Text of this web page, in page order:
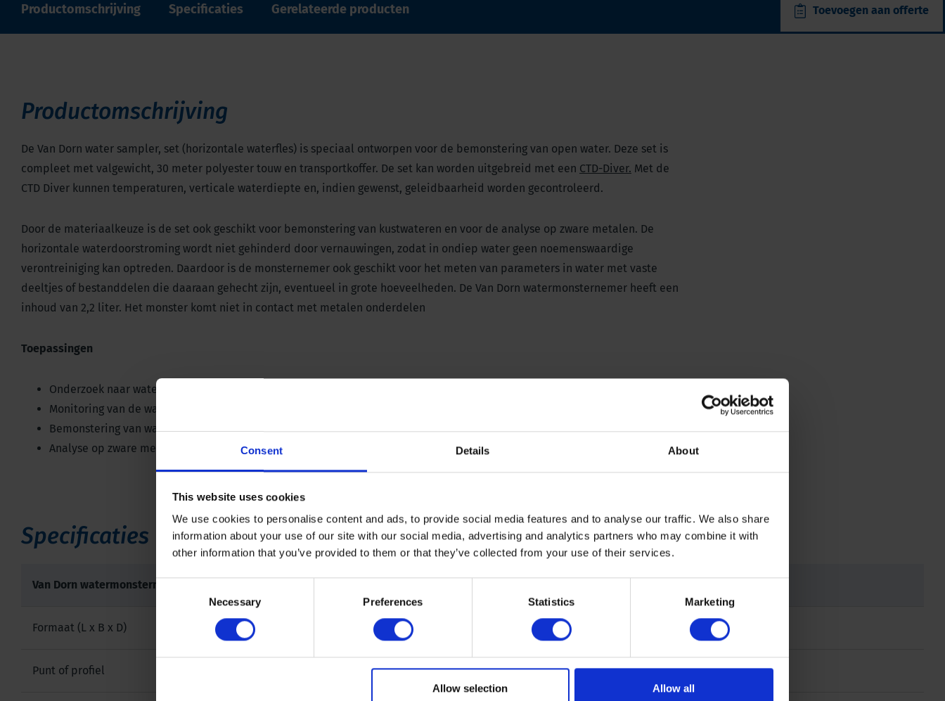
Consent Details About
This website uses cookies
We use cookies to personalise content and ads, to provide social media features and to analyse our traffic. We also share
information about your use of our site with our social media, advertising and analytics partners who may combine it with
other information that you’ve provided to them or that they’ve collected from your use of their services.
Consent
Necessary Preferences Statistics Marketing
Allow selection Allow all
Productomschrijving Specificaties Gerelateerde producten Toevoegen aan offerte
Productomschrijving
De Van Dorn water sampler, set (horizontale waterfles) is speciaal ontworpen voor de bemonstering van open water. Deze set is
compleet met valgewicht, 30 meter polyester touw en transportkoffer. De set kan worden uitgebreid met een CTD-Diver. Met de
CTD Diver kunnen temperaturen, verticale waterdiepte en, indien gewenst, geleidbaarheid worden gecontroleerd.
Door de materiaalkeuze is de set ook geschikt voor bemonstering van kustwateren en voor de analyse op zware metalen. De
horizontale waterdoorstroming wordt niet gehinderd door vernauwingen, zodat in ondiep water geen noemenswaardige
verontreiniging kan optreden. Daardoor is de monsternemer ook geschikt voor het meten van parameters in water met vaste
deeltjes of bestanddelen die daaraan gehecht zijn, eventueel in grote hoeveelheden. De Van Dorn watermonsternemer heeft een
inhoud van 2,2 liter. Het monster komt niet in contact met metalen onderdelen
Toepassingen
Onderzoek naar waterkwaliteit
Monitoring van de waterkwaliteit
Bemonstering van water
Analyse op zware metalen in kustwateren
Specificaties
Van Dorn watermonsternemer - set
Formaat (L x B x D) 10 x 10 x 30 cm
Punt of profiel Punt bemonsering